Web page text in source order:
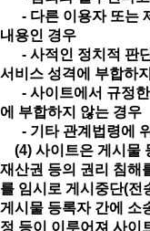
- 다른 이용자 또는
내용인 경우
- 사적인 정치적 판단
서비스 성격에 부합하
- 사이트에서 규정한
에 부합하지 않는 경우
- 기타 관계법령에
(4) 사이트은 게시물
재산권 등의 권리 침해
를 임시로 게시중단(전
게시물 등록자 간에 소
정 등이 이루어져 사이